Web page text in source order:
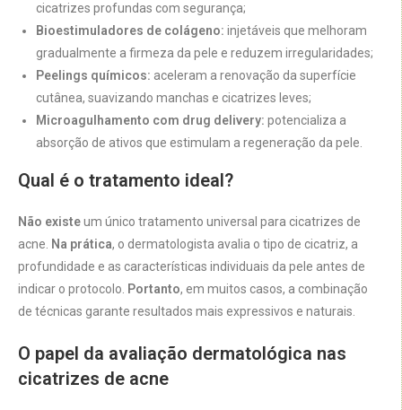
cicatrizes profundas com segurança;
Bioestimuladores de colágeno: injetáveis que melhoram
gradualmente a firmeza da pele e reduzem irregularidades;
Peelings químicos: aceleram a renovação da superfície
cutânea, suavizando manchas e cicatrizes leves;
Microagulhamento com drug delivery: potencializa a
absorção de ativos que estimulam a regeneração da pele.
Qual é o tratamento ideal?
Não existeum único tratamento universal para cicatrizes de
acne. Na prática, o dermatologista avalia o tipo de cicatriz, a
profundidade e as características individuais da pele antes de
indicar o protocolo. Portanto, em muitos casos, a combinação
de técnicas garante resultados mais expressivos e naturais.
O papel da avaliação dermatológica nas
cicatrizes de acne